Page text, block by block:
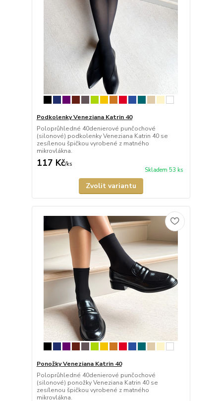
Podkolenky Veneziana Katrin 40
Poloprůhledné 40denierové punčochové
(silonové) podkolenky Veneziana Katrin 40 se
zesílenou špičkou vyrobené z matného
mikrovlákna.
117 Kč/ks
Skladem 53 ks
Zvolit variantu
Ponožky Veneziana Katrin 40
Poloprůhledné 40denierové punčochové
(silonové) ponožky Veneziana Katrin 40 se
zesílenou špičkou vyrobené z matného
mikrovlákna.